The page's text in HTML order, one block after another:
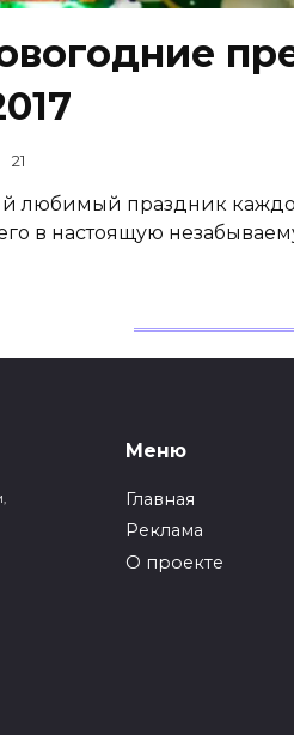
21
любимый праздник
в настоящую
базар 2015:
базара
городе Витебске,
ежегодно проводится в
Меню
Главная
Реклама
О проекте